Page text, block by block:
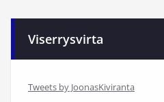
Viserrysvirta
Tweets by JoonasKiviranta